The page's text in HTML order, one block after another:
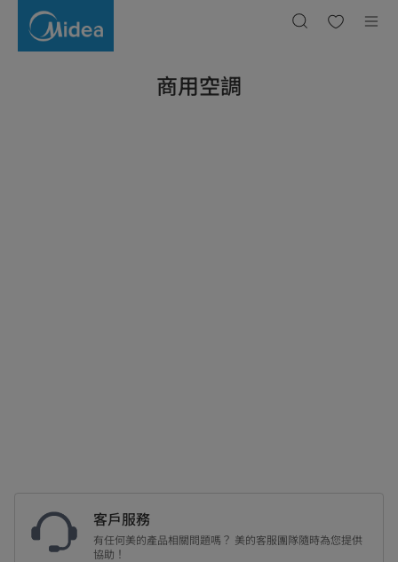
商用空調
客戶服務
有任何美的產品相關問題嗎？ 美的客服團隊隨時為您提供
協助！